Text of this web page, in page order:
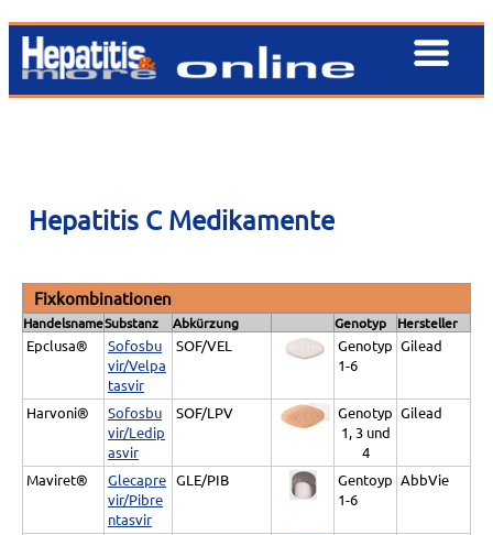
Hepatitis C Medikamente
Fixkombinationen
HandelsnameSubstanz Abkürzung Genotyp Hersteller
Epclusa®
Sofosbu
vir/Velpa
tasvir
SOF/VEL
Genotyp
1-6
Gilead
Harvoni®
Sofosbu
vir/Ledip
asvir
SOF/LPV
Genotyp
1, 3 und
4
Gilead
Maviret®
Glecapre
vir/Pibre
ntasvir
GLE/PIB
Gentoyp
1-6
AbbVie